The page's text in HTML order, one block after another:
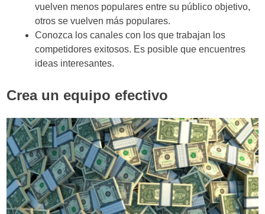
vuelven menos populares entre su público objetivo,
otros se vuelven más populares.
Conozca los canales con los que trabajan los
competidores exitosos. Es posible que encuentres
ideas interesantes.
Crea un equipo efectivo